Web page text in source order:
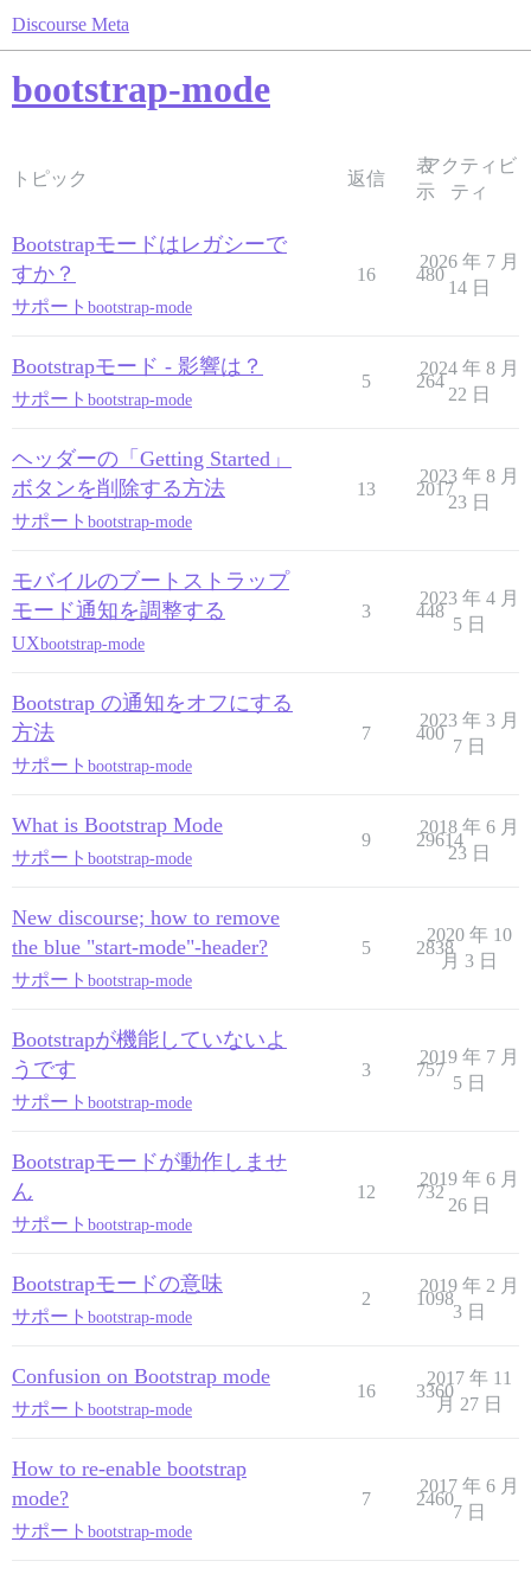
Discourse Meta
bootstrap-mode
トピック 返信
表
示
アクティビ
ティ
Bootstrapモードはレガシーで
すか？
サポート bootstrap-mode
16 480
2026 年 7 月
14 日
Bootstrapモード - 影響は？
サポート bootstrap-mode
5 264
2024 年 8 月
22 日
ヘッダーの「Getting Started」
ボタンを削除する方法
サポート bootstrap-mode
13 2017
2023 年 8 月
23 日
モバイルのブートストラップ
モード通知を調整する
UXbootstrap-mode
3 448
2023 年 4 月
5 日
Bootstrap の通知をオフにする
方法
サポート bootstrap-mode
7 400
2023 年 3 月
7 日
What is Bootstrap Mode
サポート bootstrap-mode
9 29614
2018 年 6 月
23 日
New discourse; how to remove
the blue "start-mode"-header?
サポート bootstrap-mode
5 2838
2020 年 10
月 3 日
Bootstrapが機能していないよ
うです
サポート bootstrap-mode
3 757
2019 年 7 月
5 日
Bootstrapモードが動作しませ
ん
サポート bootstrap-mode
12 732
2019 年 6 月
26 日
Bootstrapモードの意味
サポート bootstrap-mode
2 1098
2019 年 2 月
3 日
Confusion on Bootstrap mode
サポート bootstrap-mode
16 3360
2017 年 11
月 27 日
How to re-enable bootstrap
mode?
サポート bootstrap-mode
7 2460
2017 年 6 月
7 日